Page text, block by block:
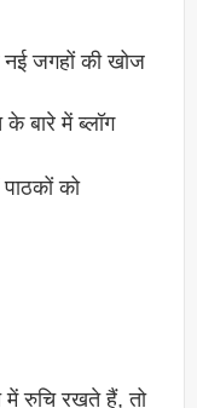
जगहों की खोज
बारे में ब्लॉग
को
में रुचि रखते हैं, तो